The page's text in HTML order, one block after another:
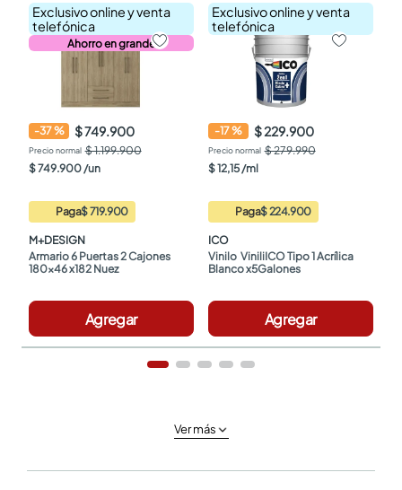
Exclusivo online y venta
telefónica
Ahorro en grande
-37% $ 749.900
$ 1.199.900
$749.900/un
Paga$ 719.900
M+DESIGN
Armario 6 Puertas 2 Cajones
180x46 x182 Nuez
Agregar
Exclusivo online y venta
telefónica
-17% $ 229.900
$ 279.990
$12,15/ml
Paga$ 224.900
ICO
Vinilo  ViniliICO Tipo 1 Acrílica
Blanco x5Galones
Agregar
Ver más